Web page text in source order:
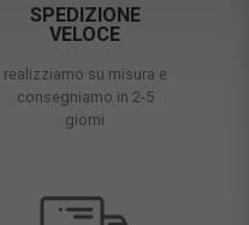
SPEDIZIONE
VELOCE
realizziamo su misura e
consegniamo in 2-5
giorni